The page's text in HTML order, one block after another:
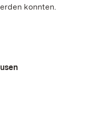
konnten.